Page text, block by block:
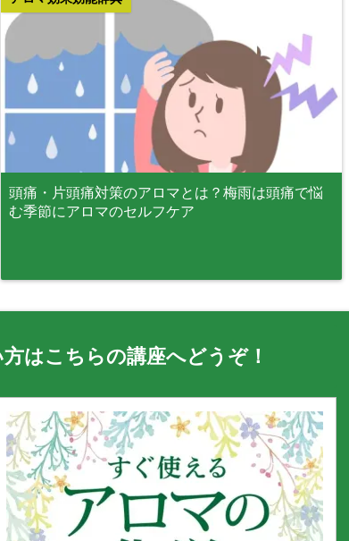
頭痛・片頭痛対策のアロマとは？梅雨は頭痛で悩
む季節にアロマのセルフケア
はこちらの講座へどうぞ！